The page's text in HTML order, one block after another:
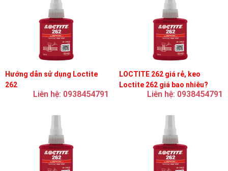
Hướng dẫn sử dụng Loctite
262
Liên hệ: 0938454791
LOCTITE 262 giá rẻ, keo
Loctite 262 giá bao nhiêu?
Liên hệ: 0938454791